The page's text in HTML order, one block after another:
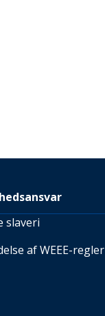
slaveri
af WEEE-regler